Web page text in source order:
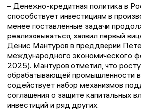
– Денежно-кредитная политика в
способствует инвестициям в
менее поставленные задачи
реализовываться, заявил первый
Денис Мантуров в преддверии
международного экономического
2025). Мантуров отметил, что
обрабатывающей промышленности
содействует набор механизмов
соглашения о защите капитальных
инвестиций и ряд других.